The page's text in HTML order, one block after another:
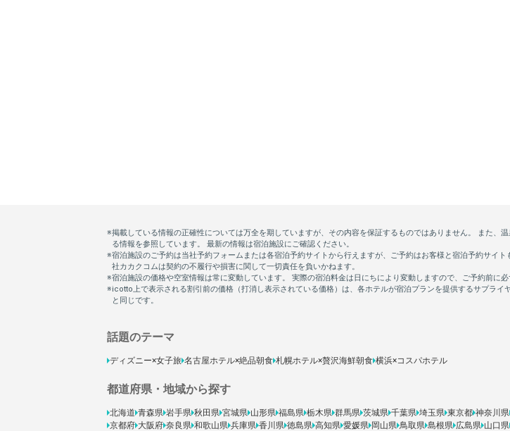
話題のテーマ
ディズニー×女子旅 名古屋ホテル×絶品朝食 札幌ホテル×贅沢海鮮朝食 横浜×コスパホテル
都道府県・地域から探す
北海道 青森県 岩手県 秋田県 宮城県 山形県 福島県 栃木県 群馬県 茨城県 千葉県 埼玉県 東京都 神奈川県
京都府 大阪府 奈良県 和歌山県 兵庫県 香川県 徳島県 高知県 愛媛県 岡山県 鳥取県 島根県 広島県 山口県